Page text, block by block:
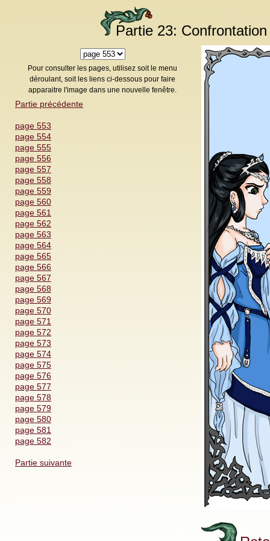
Partie 23: Confrontation
Pour consulter les pages, utilisez soit le menu
déroulant, soit les liens ci-dessous pour faire
apparaitre l'image dans une nouvelle fenêtre.
Partie précédente
page 553
page 554
page 555
page 556
page 557
page 558
page 559
page 560
page 561
page 562
page 563
page 564
page 565
page 566
page 567
page 568
page 569
page 570
page 571
page 572
page 573
page 574
page 575
page 576
page 577
page 578
page 579
page 580
page 581
page 582
Partie suivante